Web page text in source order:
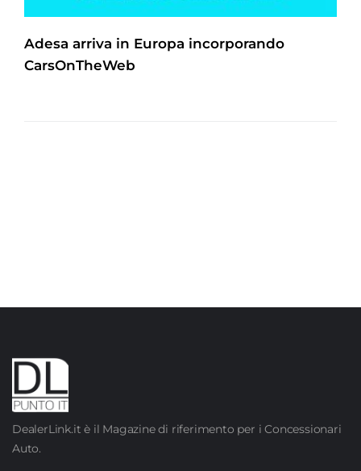
Adesa arriva in Europa incorporando
CarsOnTheWeb
DealerLink.it è il Magazine di riferimento per i Concessionari
Auto.